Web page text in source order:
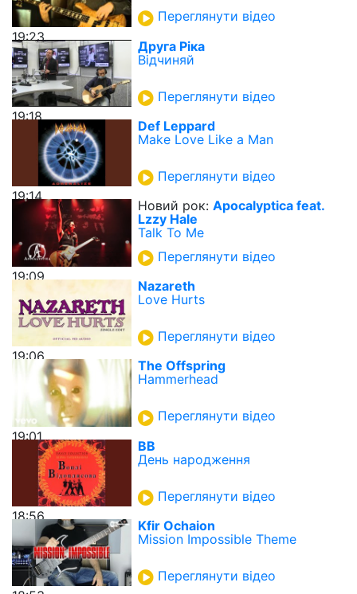
19:23
Переглянути відео
19:18
Друга Ріка
Відчиняй
Переглянути відео
19:14
Def Leppard
Make Love Like a Man
Переглянути відео
19:09
Новий рок: Apocalyptica feat.
Lzzy Hale
Talk To Me
Переглянути відео
19:06
Nazareth
Love Hurts
Переглянути відео
19:01
The Offspring
Hammerhead
Переглянути відео
18:56
ВВ
День народження
Переглянути відео
Kfir Ochaion
Mission Impossible Theme
Переглянути відео